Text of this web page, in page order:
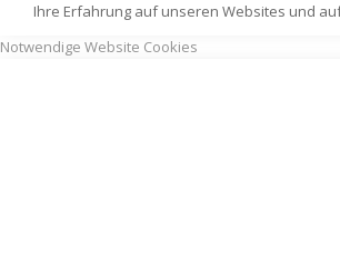
Ihre Erfahrung auf unseren Websites und
Notwendige Website Cookies